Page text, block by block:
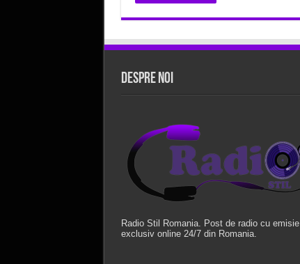
Despre Noi
Radio Stil Romania. Post de radio cu emisie
exclusiv online 24/7 din Romania.